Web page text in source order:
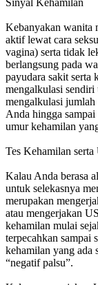
Kebanyakan wanita
aktif lewat cara
vagina) serta tidak
berlangsung pada
payudara sakit serta
mengalkulasi
mengalkulasi
Anda hingga
umur kehamilan
Tes Kehamilan serta
Kalau Anda berasa
untuk selekasnya
merupakan
atau mengerjakan
kehamilan mulai
terpecahkan sampai
kehamilan yang ada
“negatif palsu”.